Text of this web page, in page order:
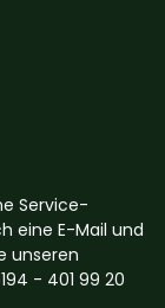
Service-
eine E-Mail und
unseren
- 401 99 20